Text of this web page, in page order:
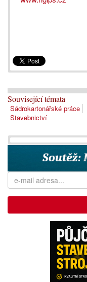
Související témata
Sádrokartonářské práce
Stavebnictví